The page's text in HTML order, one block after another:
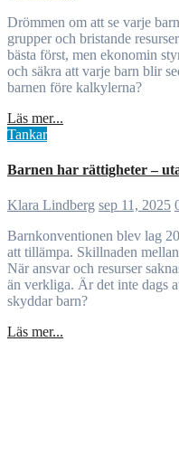
Drömmen om att se varje barn krockar med verklighetens stora
grupper och bristande
bästa först, men ekonomin
och säkra att varje barn blir
barnen före kalkylerna?
Läs mer...
Tankar
Barnen har rättigheter –
Klara Lindberg sep 11, 2025
Barnkonventionen blev lag 2020 men brister i tydlighet gör den svår
att tillämpa. Skillnaden
När ansvar och resurser
än verkliga. Är det inte dags
skyddar barn?
Läs mer...